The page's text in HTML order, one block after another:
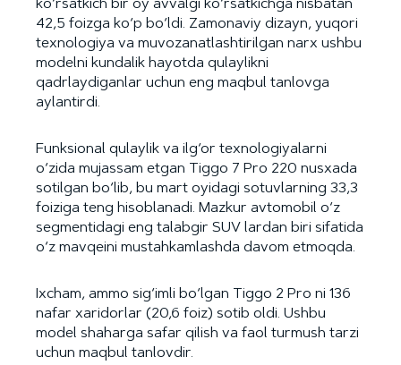
ko‘rsatkich bir oy avvalgi ko‘rsatkichga nisbatan
42,5 foizga ko‘p bo‘ldi. Zamonaviy dizayn, yuqori
texnologiya va muvozanatlashtirilgan narx ushbu
modelni kundalik hayotda qulaylikni
qadrlaydiganlar uchun eng maqbul tanlovga
aylantirdi.
Funksional qulaylik va ilg‘or texnologiyalarni
o‘zida mujassam etgan Tiggo 7 Pro 220 nusxada
sotilgan bo‘lib, bu mart oyidagi sotuvlarning 33,3
foiziga teng hisoblanadi. Mazkur avtomobil o‘z
segmentidagi eng talabgir SUV lardan biri sifatida
o‘z mavqeini mustahkamlashda davom etmoqda.
Ixcham, ammo sig‘imli bo‘lgan Tiggo 2 Pro ni 136
nafar xaridorlar (20,6 foiz) sotib oldi. Ushbu
model shaharga safar qilish va faol turmush tarzi
uchun maqbul tanlovdir.